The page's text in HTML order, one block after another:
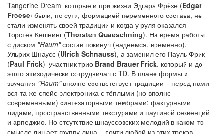
Tangerine Dream, которые и при жизни Эдгара Фрёзе (Edgar
Froese) были, по сути, формацией переменного состава, не
стали изменять своей традиции и когда у руля оказался
Торстен Кешнинг (Thorsten Quaeschning). На время работы
с диском "Raum"состав покинул (надеемся, временно),
Ульрих Шнаусс (Ulrich Schnauss), а заменил его Пауль Фрик
(Paul Frick), участник трио Brand Brauer Frick, который и до
этого эпизодически сотрудничал с TD. В плане формы и
звучания "Raum"вполне соответствует традиции – перед нами
вся та же спейс-электроника с тёплыми (но вполне
современными) синтезаторными тембрами: фактурными
лидами, пространственными текстурами и паутиной секвенций
и арпеджио. Но отсутствие шнауссовских мелодий в каком-то
смысле лишает группу лица – почти любой из этих треков